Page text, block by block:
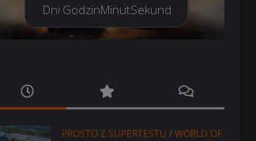
Dni GodzinMinutSekund
PROSTO Z SUPERTESTU /WORLD OF